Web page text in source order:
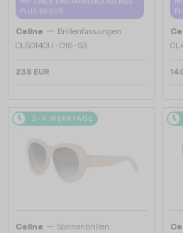
PLUS 65 EUR
Celine — Brillenfassungen
CL50140U - 016 - 53
238 EUR
2-4 WERKTAGE
Celine — Sonnenbrillen